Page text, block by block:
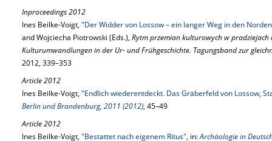
Inproceedings 2012
Ines Beilke-Voigt, "Der Widder von Lossow – ein langer Weg in den
and Wojciecha Piotrowski (Eds.), Rytm przemian kulturowych w pradziejach
Kulturumwandlungen in der Ur- und Frühgeschichte. Tagungsband zur
2012, 339–353
Article 2012
Ines Beilke-Voigt, "Endlich wiederentdeckt. Das Gräberfeld von Lossow,
Berlin und Brandenburg, 2011 (2012), 45–49
Article 2012
Ines Beilke-Voigt, "Bestattet nach eigenem Ritus", in:Archäologie in